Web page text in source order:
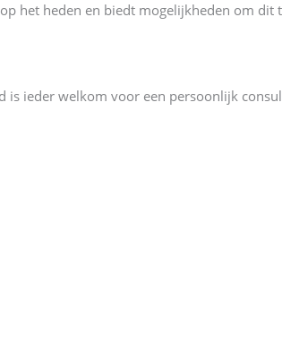
het heden en biedt mogelijkheden om dit
is ieder welkom voor een persoonlijk